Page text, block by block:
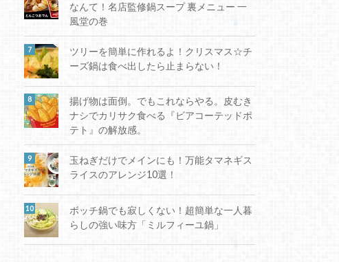
なんて！名店監修鍋スープ 裏メニュー 一
風堂の巻
ツリーを簡単に作れるよ！クリスマス☆チ
ーズ鍋は食べ出したら止まらない！
揚げ物は面倒。でもこれならやる。皮むき
ナシでカリサク食べる『ビアコーテッドポ
テト』の解放感。
玉ねぎだけでメインにも！万能タマネギス
ライスのアレンジ10選！
ボッチ鍋でも寂しくない！超簡単な一人暮
らしの強い味方「ミルフィーユ鍋」